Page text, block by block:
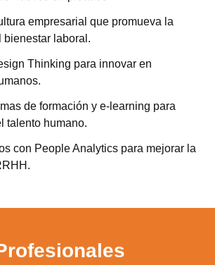
empresarial que promueva la
bienestar laboral.
Thinking para innovar en
de formación y e-learning para
talento humano.
con People Analytics para mejorar la